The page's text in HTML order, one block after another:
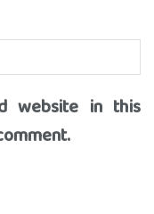
website in this